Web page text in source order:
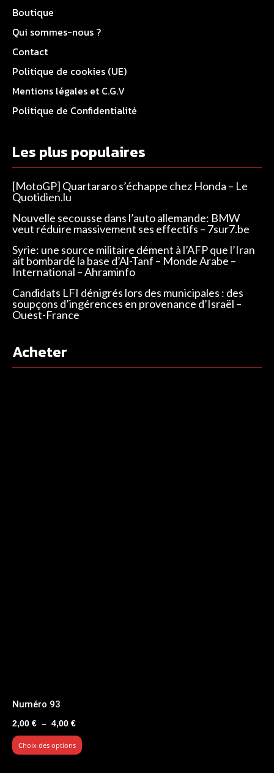
Boutique
Qui sommes-nous ?
Contact
Politique de cookies (UE)
Mentions légales et C.G.V
Politique de Confidentialité
Les plus populaires
[MotoGP] Quartararo s’échappe chez Honda – Le
Quotidien.lu
Nouvelle secousse dans l’auto allemande: BMW
veut réduire massivement ses effectifs – 7sur7.be
Syrie: une source militaire dément à l’AFP que l’Iran
ait bombardé la base d’Al-Tanf – Monde Arabe –
International – Ahraminfo
Candidats LFI dénigrés lors des municipales : des
soupçons d’ingérences en provenance d’Israël –
Ouest-France
Acheter
Numéro 93
2,00 € – 4,00 €Plage
de
prix :
Choix des options